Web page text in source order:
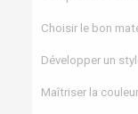
Choisir le bon
Développer un
Maîtriser la